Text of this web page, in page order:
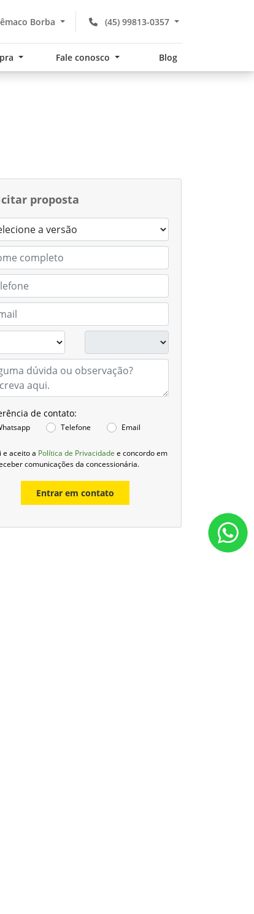
(45) 99813-0357
Borba
Fale conosco Blog
proposta
de contato:
Telefone Email
e aceito a Política de Privacidade e concordo em
comunicações da concessionária.
Entrar em contato